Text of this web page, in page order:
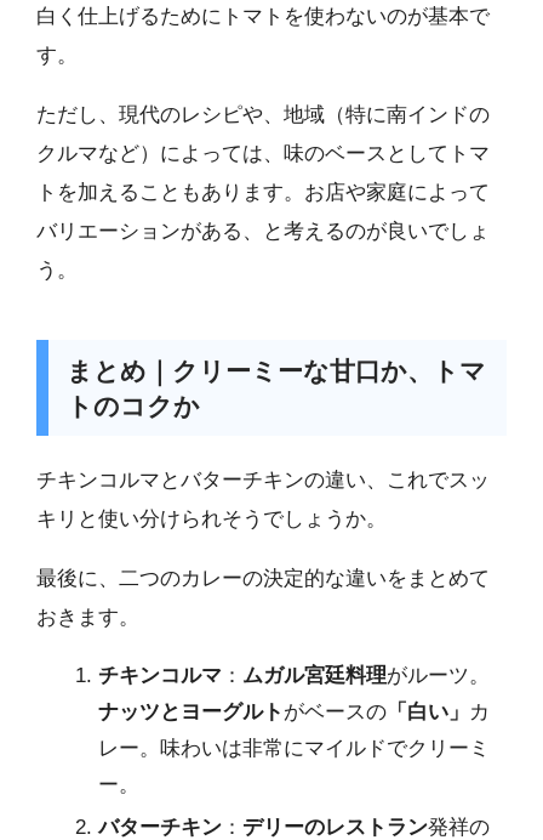
白く仕上げるためにトマトを使わないのが基本で
す。
ただし、現代のレシピや、地域（特に南インドの
クルマなど）によっては、味のベースとしてトマ
トを加えることもあります。お店や家庭によって
バリエーションがある、と考えるのが良いでしょ
う。
まとめ｜クリーミーな甘口か、トマ
トのコクか
チキンコルマとバターチキンの違い、これでスッ
キリと使い分けられそうでしょうか。
最後に、二つのカレーの決定的な違いをまとめて
おきます。
チキンコルマ ： ムガル宮廷料理がルーツ。
ナッツとヨーグルト がベースの 「白い」 カ
レー。味わいは非常にマイルドでクリーミ
ー。
バターチキン ： デリーのレストラン発祥の